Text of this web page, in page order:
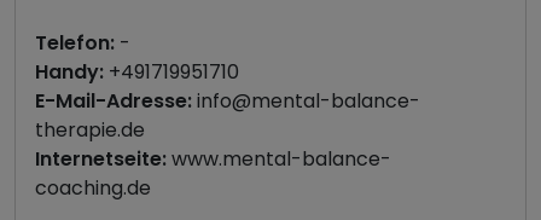
Telefon: -
Handy: +491719951710
E-Mail-Adresse:info@mental-balance-
therapie.de
Internetseite:www.mental-balance-
coaching.de